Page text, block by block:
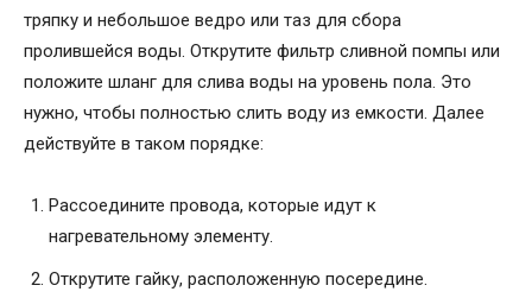
тряпку и небольшое ведро или таз для сбора
пролившейся воды. Открутите фильтр сливной помпы или
положите шланг для слива воды на уровень пола. Это
нужно, чтобы полностью слить воду из емкости. Далее
действуйте в таком порядке:
Рассоедините провода, которые идут к
нагревательному элементу.
Открутите гайку, расположенную посередине.